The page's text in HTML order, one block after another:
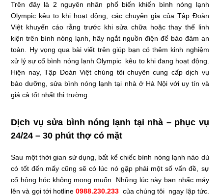
Trên đây là 2 nguyên nhân phổ biến khiến bình nóng lạnh
Olympic kêu to khi hoạt động, các chuyên gia của Tập Đoàn
Việt khuyến cáo rằng trước khi sửa chữa hoặc thay thế linh
kiện trên bình nóng lạnh, hãy ngắt nguồn điện để bảo đảm an
toàn. Hy vọng qua bài viết trên giúp bạn có thêm kinh nghiệm
xử lý sự cố bình nóng lạnh Olympic kêu to khi đang hoạt động.
Hiện nay, Tập Đoàn Việt chúng tôi chuyên cung cấp dịch vụ
bảo dưỡng, sửa bình nóng lạnh tại nhà ở Hà Nội với uy tín và
giá cả tốt nhất thị trường.
Dịch vụ sửa bình nóng lạnh tại nhà – phục vụ
24/24 – 30 phút thợ có mặt
Sau một thời gian sử dụng, bất kể chiếc bình nóng lạnh nào dù
có tốt đến mấy cũng sẽ có lúc nó gặp phải một số vấn đề, sự
cố hỏng hóc không mong muốn. Những lúc này bạn nhấc máy
lên và gọi tới hotline 0988.230.233của chúng tôi ngay lập tức.